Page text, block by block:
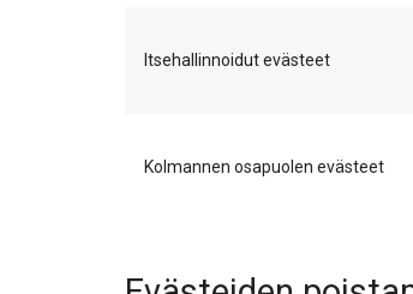
Itsehallinnoidut evästeet
Kolmannen osapuolen evästeet